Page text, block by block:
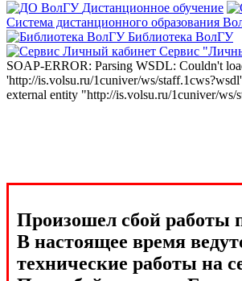
Дистанционное обучение
Система дистанционного образования
Библиотека ВолГУ
Сервис
SOAP-ERROR: Parsing WSDL: Couldn't
'http://is.volsu.ru/1cuniver/ws/
external entity "http://is.volsu.ru/1cuniver/ws/
Произошел сбой работы
В настоящее время
технические работы на